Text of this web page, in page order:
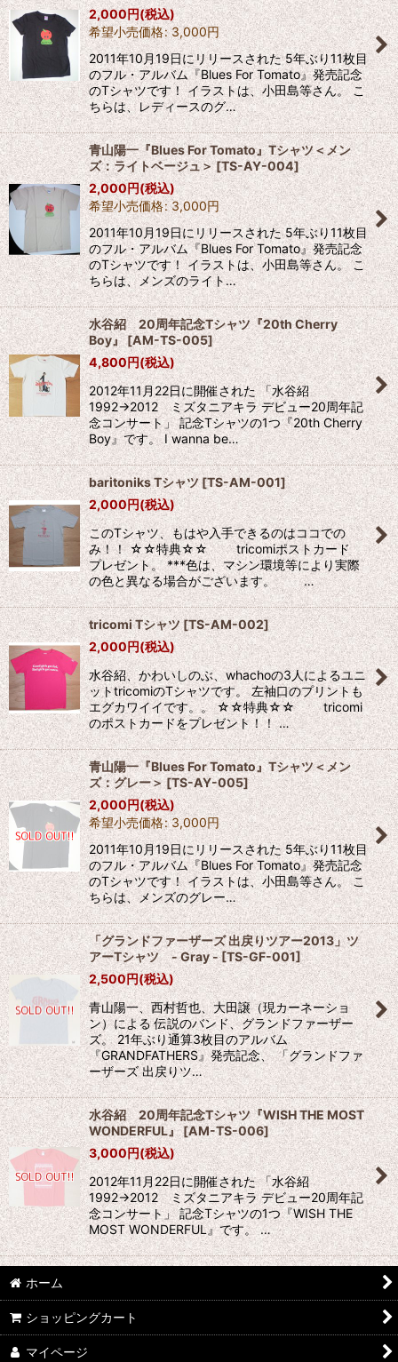
2,000円(税込)
希望小売価格: 3,000円
2011年10月19日にリリースされた 5年ぶり11枚目
のフル・アルバム『Blues For Tomato』発売記念
のTシャツです！ イラストは、小田島等さん。 こ
ちらは、レディースのグ…
青山陽一『Blues For Tomato』Tシャツ＜メン
ズ：ライトベージュ＞[TS-AY-004]
2,000円(税込)
希望小売価格: 3,000円
2011年10月19日にリリースされた 5年ぶり11枚目
のフル・アルバム『Blues For Tomato』発売記念
のTシャツです！ イラストは、小田島等さん。 こ
ちらは、メンズのライト…
水谷紹 20周年記念Tシャツ『20th Cherry
Boy』 [AM-TS-005]
4,800円(税込)
2012年11月22日に開催された 「水谷紹
1992→2012 ミズタニアキラ デビュー20周年記
念コンサート」 記念Tシャツの1つ『20th Cherry
Boy』です。 I wanna be…
baritoniks Tシャツ [TS-AM-001]
2,000円(税込)
このTシャツ、もはや入手できるのはココでの
み！！ ☆☆特典☆☆ tricomiポストカード
プレゼント。 ***色は、マシン環境等により実際
の色と異なる場合がございます。 …
tricomi Tシャツ[TS-AM-002]
2,000円(税込)
水谷紹、かわいしのぶ、whachoの3人によるユニ
ットtricomiのTシャツです。 左袖口のプリントも
エグカワイイです。。 ☆☆特典☆☆ tricomi
のポストカードをプレゼント！！ …
青山陽一『Blues For Tomato』Tシャツ＜メン
ズ：グレー＞ [TS-AY-005]
2,000円(税込)
希望小売価格: 3,000円
2011年10月19日にリリースされた 5年ぶり11枚目
のフル・アルバム『Blues For Tomato』発売記念
のTシャツです！ イラストは、小田島等さん。 こ
ちらは、メンズのグレー…
「グランドファーザーズ 出戻りツアー2013」ツ
アーTシャツ - Gray -[TS-GF-001]
2,500円(税込)
青山陽一、西村哲也、大田譲（現カーネーショ
ン）による 伝説のバンド、グランドファーザー
ズ。 21年ぶり通算3枚目のアルバム
『GRANDFATHERS』発売記念、 「グランドファ
ーザーズ 出戻りツ…
水谷紹 20周年記念Tシャツ『WISH THE MOST
WONDERFUL』[AM-TS-006]
3,000円(税込)
2012年11月22日に開催された 「水谷紹
1992→2012 ミズタニアキラ デビュー20周年記
念コンサート」 記念Tシャツの1つ『WISH THE
MOST WONDERFUL』です。 …
ホーム
ショッピングカート
マイページ